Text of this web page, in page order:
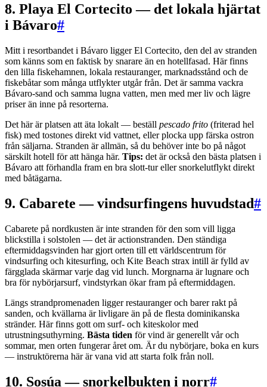
8. Playa El Cortecito — det lokala hjärtat
i Bávaro#
Mitt i resortbandet i Bávaro ligger El Cortecito, den del av stranden
som känns som en faktisk by snarare än en hotellfasad. Här finns
den lilla fiskehamnen, lokala restauranger, marknadsstånd och de
fiskebåtar som många utflykter utgår från. Det är samma vackra
Bávaro-sand och samma lugna vatten, men med mer liv och lägre
priser än inne på resorterna.
Det här är platsen att äta lokalt — beställ pescado frito (friterad hel
fisk) med tostones direkt vid vattnet, eller plocka upp färska ostron
från säljarna. Stranden är allmän, så du behöver inte bo på något
särskilt hotell för att hänga här. Tips: det är också den bästa platsen i
Bávaro att förhandla fram en bra slott-tur eller snorkelutflykt direkt
med båtägarna.
9. Cabarete — vindsurfingens huvudstad#
Cabarete på nordkusten är inte stranden för den som vill ligga
blickstilla i solstolen — det är actionstranden. Den ständiga
eftermiddagsvinden har gjort orten till ett världscentrum för
vindsurfing och kitesurfing, och Kite Beach strax intill är fylld av
färgglada skärmar varje dag vid lunch. Morgnarna är lugnare och
bra för nybörjarsurf, vindstyrkan ökar fram på eftermiddagen.
Längs strandpromenaden ligger restauranger och barer rakt på
sanden, och kvällarna är livligare än på de flesta dominikanska
stränder. Här finns gott om surf- och kiteskolor med
utrustningsuthyrning. Bästa tiden för vind är generellt vår och
sommar, men orten fungerar året om. Är du nybörjare, boka en kurs
— instruktörerna här är vana vid att starta folk från noll.
10. Sosúa — snorkelbukten i norr#